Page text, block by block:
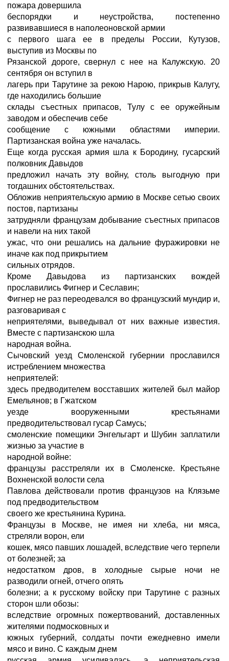
пожара довершила
беспорядки и неустройства, постепенно
развивавшиеся в наполеоновской армии
с первого шага ее в пределы России, Кутузов,
выступив из Москвы по
Рязанской дороге, свернул с нее на Калужскую. 20
сентября он вступил в
лагерь при Тарутине за рекою Нарою, прикрыв Калугу,
где находились большие
склады съестных припасов, Тулу с ее оружейным
заводом и обеспечив себе
сообщение с южными областями империи.
Партизанская война уже началась.
Еще когда русская армия шла к Бородину, гусарский
полковник Давыдов
предложил начать эту войну, столь выгодную при
тогдашних обстоятельствах.
Обложив неприятельскую армию в Москве сетью своих
постов, партизаны
затрудняли французам добывание съестных припасов
и навели на них такой
ужас, что они решались на дальние фуражировки не
иначе как под прикрытием
сильных отрядов.
Кроме Давыдова из партизанских вождей
прославились Фигнер и Сеславин;
Фигнер не раз переодевался во французский мундир и,
разговаривая с
неприятелями, выведывал от них важные известия.
Вместе с партизанскою шла
народная война.
Сычовский уезд Смоленской губернии прославился
истреблением множества
неприятелей:
здесь предводителем восставших жителей был майор
Емельянов; в Гжатском
уезде вооруженными крестьянами
предводительствовал гусар Самусь;
смоленские помещики Энгельгарт и Шубин заплатили
жизнью за участие в
народной войне:
французы расстреляли их в Смоленске. Крестьяне
Вохненской волости села
Павлова действовали против французов на Клязьме
под предводительством
своего же крестьянина Курина.
Французы в Москве, не имея ни хлеба, ни мяса,
стреляли ворон, ели
кошек, мясо павших лошадей, вследствие чего терпели
от болезней; за
недостатком дров, в холодные сырые ночи не
разводили огней, отчего опять
болезни; а к русскому войску при Тарутине с разных
сторон шли обозы:
вследствие огромных пожертвований, доставленных
жителями подмосковных и
южных губерний, солдаты почти ежедневно имели
мясо и вино. С каждым днем